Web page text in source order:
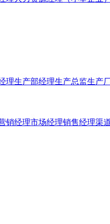
理生产部经理生产总监生产
销经理市场经理销售经理渠